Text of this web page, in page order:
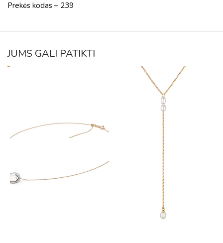
Prekės kodas – 239
JUMS GALI PATIKTI